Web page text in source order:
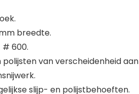
breedte.
600.
polijsten van verscheidenheid
slijp- en polijstbehoeften.